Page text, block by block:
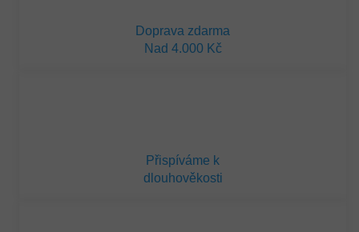
Doprava zdarma
Nad 4.000 Kč
Přispíváme k
dlouhověkosti